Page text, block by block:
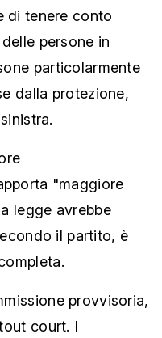
di tenere conto
persone in
particolarmente
dalla protezione,
"maggiore
legge avrebbe
il partito, è
provvisoria,
court. I